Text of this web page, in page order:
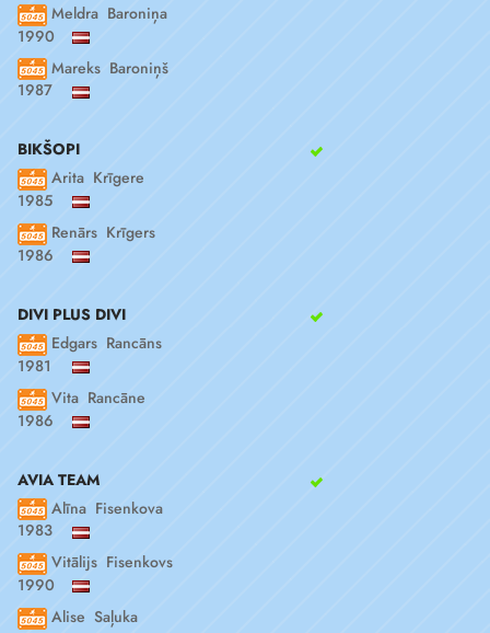
Meldra Baroniņa
1990
Mareks Baroniņš
1987
BIKŠOPI
Arita Krīgere
1985
Renārs Krīgers
1986
DIVI PLUS DIVI
Edgars Rancāns
1981
Vita Rancāne
1986
AVIA TEAM
Alīna Fisenkova
1983
Vitālijs Fisenkovs
1990
Alise Saļuka